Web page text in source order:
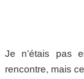
Je n’étais pas
rencontre, mais